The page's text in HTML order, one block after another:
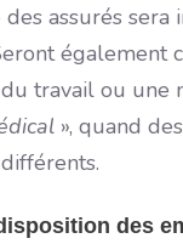
assurés
travail ou
», quand
des